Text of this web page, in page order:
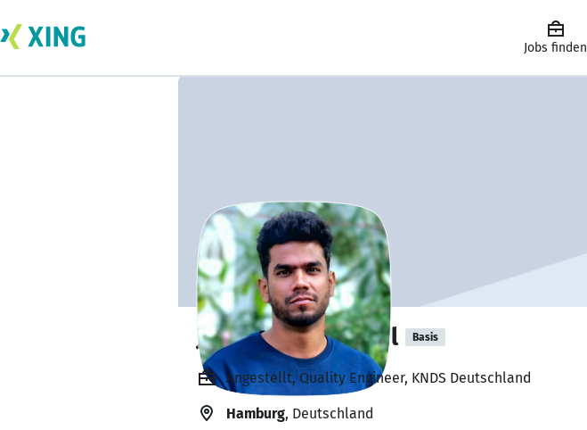
Jobs finden
Josephkumar Arul Basis
Angestellt, Quality Engineer, KNDS Deutschland
Hamburg, Deutschland